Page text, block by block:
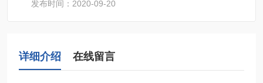
发布时间：2020-09-20
详细介绍 在线留言